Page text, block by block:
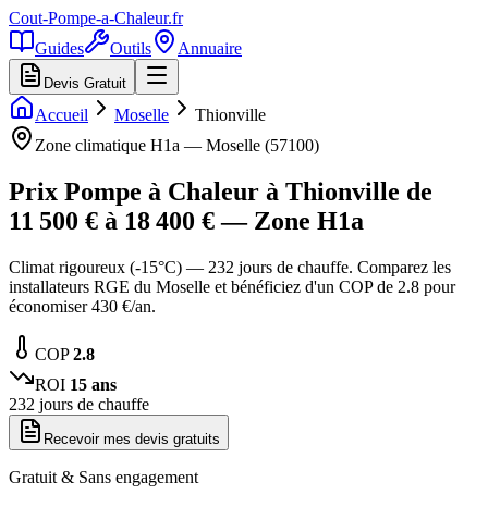
Cout-Pompe-a-Chaleur.fr
Guides
Outils Annuaire
Devis Gratuit
Accueil Moselle
Thionville
Zone climatique H1a — Moselle (57100)
Prix Pompe à Chaleur à Thionville de
11 500 € à 18 400 € — Zone H1a
Climat rigoureux (-15°C) — 232 jours de chauffe. Comparez les
installateurs RGE du Moselle et bénéficiez d'un COP de 2.8 pour
économiser 430 €/an.
COP2.8
ROI 15 ans
232 jours de chauffe
Recevoir mes devis gratuits
Gratuit & Sans engagement